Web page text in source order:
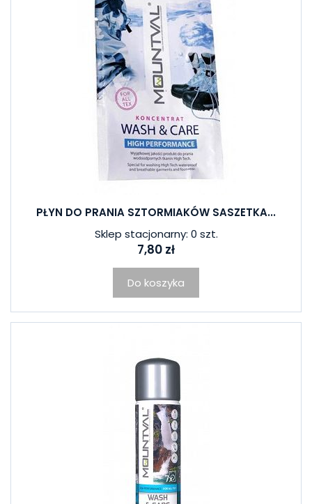
PŁYN DO PRANIA SZTORMIAKÓW SASZETKA...
Sklep stacjonarny: 0 szt.
7,80 zł
Do koszyka